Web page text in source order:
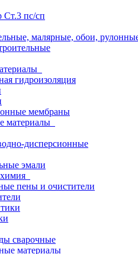
пс/сп
малярные, обои,
гидроизоляция
мембраны
материалы
дисперсионные
эмали
пены и очистители
сварочные
материалы